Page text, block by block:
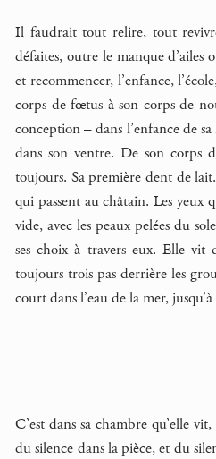
Il faudrait tout relire, tout
défaites, outre le manque d’ailes
et recommencer, l’enfance,
corps de fœtus à son corps de
conception – dans l’enfance de
dans son ventre. De son corps
toujours. Sa première dent de
qui passent au châtain. Les yeux
vide, avec les peaux pelées du
ses choix à travers eux. Elle vit
toujours trois pas derrière les
court dans l’eau de la mer,
C’est dans sa chambre qu’elle
du silence dans la pièce, et du